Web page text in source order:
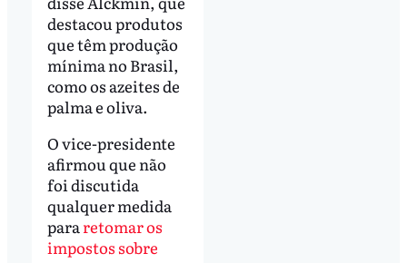
destacou produtos
que têm produção
mínima no Brasil,
como os azeites de
palma e oliva.
O vice-presidente
afirmou que não
foi discutida
qualquer medida
para retomar os
impostos sobre